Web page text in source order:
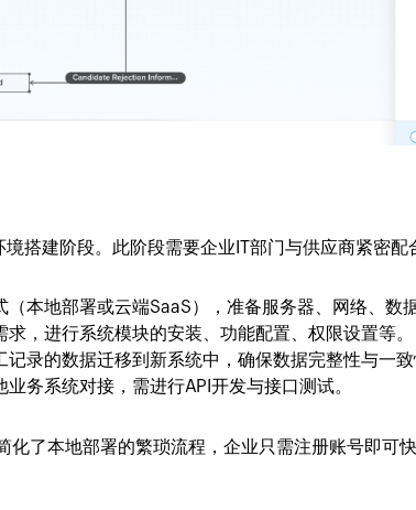
搭建阶段。此阶段需要企业IT部门与供应商紧密
（本地部署或云端SaaS），准备服务器、网络、数
求，进行系统模块的安装、功能配置、权限设置等。
记录的数据迁移到新系统中，确保数据完整性与一致
业务系统对接，需进行API开发与接口测试。
化了本地部署的繁琐流程，企业只需注册账号即可